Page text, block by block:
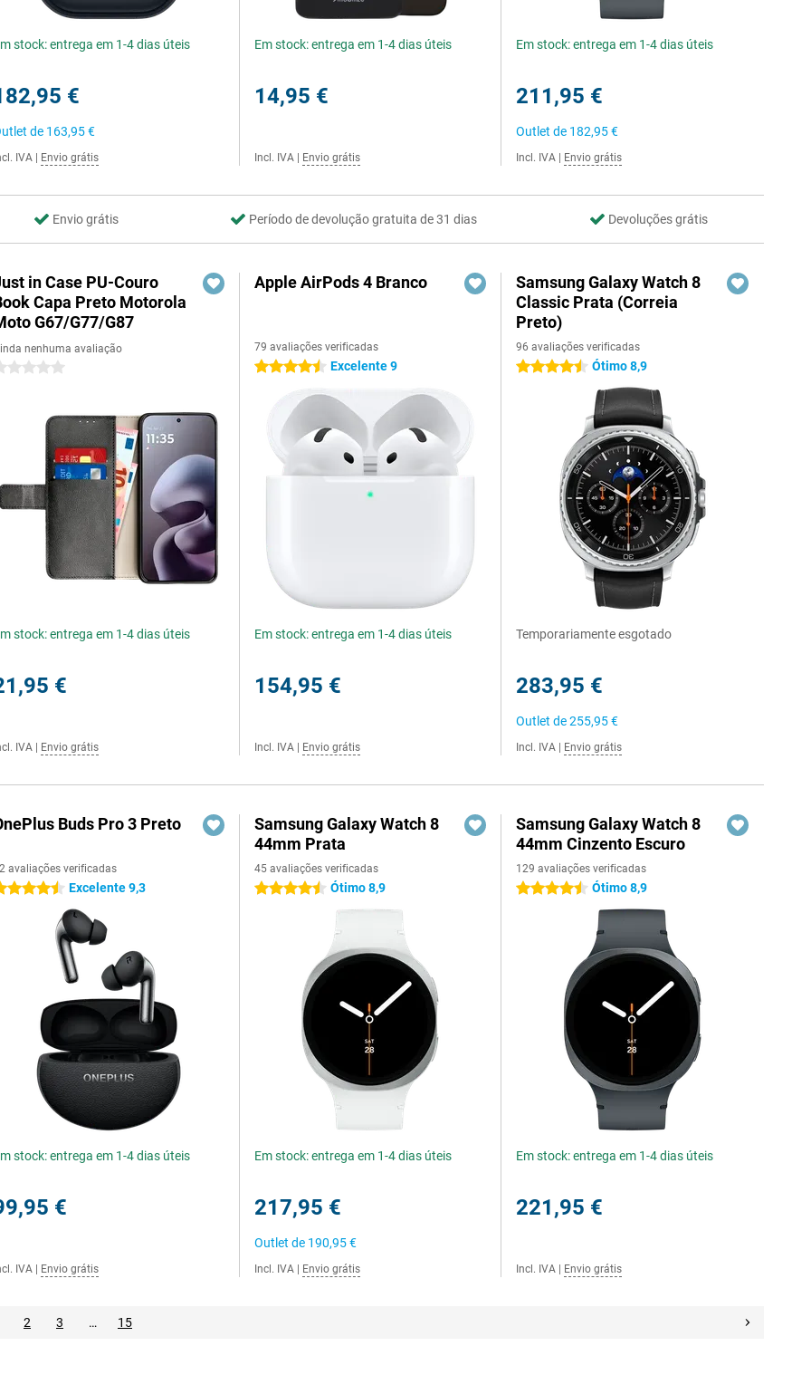
stock: entrega em 1-4 dias úteis
€
de 163,95 €
IVA Envio grátis
Em stock: entrega em 1-4 dias úteis
14,95 €
Incl. IVA Envio grátis
Em stock: entrega em 1-4 dias úteis
211,95 €
Outlet de 182,95 €
Incl. IVA Envio grátis
Envio grátis Período de devolução gratuita de 31 dias Devoluções grátis
in Case PU-Couro
Capa Preto Motorola
G67/G77/G87
nenhuma avaliação
estrelas
stock: entrega em 1-4 dias úteis
€
IVA Envio grátis
Apple AirPods 4 Branco
79 avaliações verificadas
4.5 estrelas Excelente 9
Em stock: entrega em 1-4 dias úteis
154,95 €
Incl. IVA Envio grátis
Samsung Galaxy Watch 8
Classic Prata (Correia
Preto)
96 avaliações verificadas
4.5 estrelas Ótimo 8,9
Temporariamente esgotado
283,95 €
Outlet de255,95 €
Incl. IVA Envio grátis
Buds Pro 3 Preto
avaliações verificadas
estrelas Excelente 9,3
stock: entrega em 1-4 dias úteis
€
IVA Envio grátis
Samsung Galaxy Watch 8
44mm Prata
45 avaliações verificadas
4.5 estrelas Ótimo 8,9
Em stock: entrega em 1-4 dias úteis
217,95 €
Outlet de 190,95 €
Incl. IVA Envio grátis
Samsung Galaxy Watch 8
44mm Cinzento Escuro
129 avaliações verificadas
4.5 estrelas Ótimo 8,9
Em stock: entrega em 1-4 dias úteis
221,95 €
Incl. IVA Envio grátis
2 3 … 15